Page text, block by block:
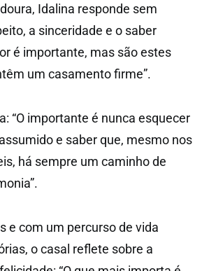
Idalina responde sem
a sinceridade e o saber
é importante, mas são estes
um casamento firme”.
“O importante é nunca esquecer
e saber que, mesmo nos
há sempre um caminho de
e com um percurso de vida
o casal reflete sobre a